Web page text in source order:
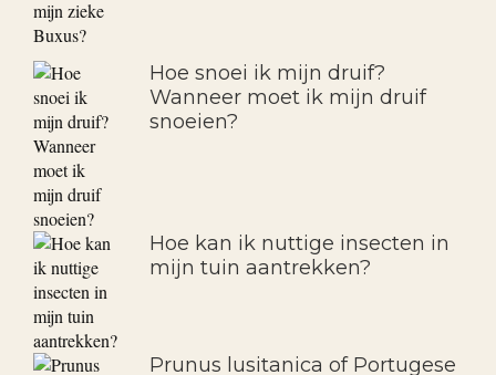
Hoe snoei ik mijn druif?
Wanneer moet ik mijn druif
snoeien?
Hoe kan ik nuttige insecten in
mijn tuin aantrekken?
Prunus lusitanica of Portugese